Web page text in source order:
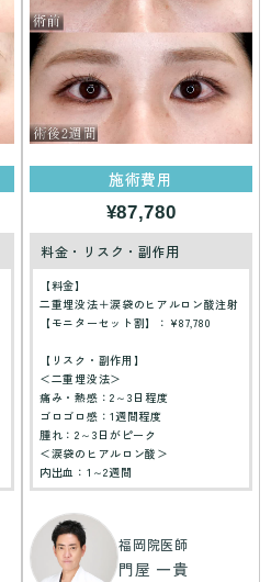
施術費用
¥87,780
料金・リスク・副作用
【料金】
二重埋没法＋涙袋のヒアルロン酸注射
【モニターセット割】：¥87,780
【リスク・副作用】
＜二重埋没法＞
痛み・熱感：2～3日程度
ゴロゴロ感：1週間程度
腫れ：2～3日がピーク
＜涙袋のヒアルロン酸＞
内出血：1～2週間
福岡院医師
門屋 一貴